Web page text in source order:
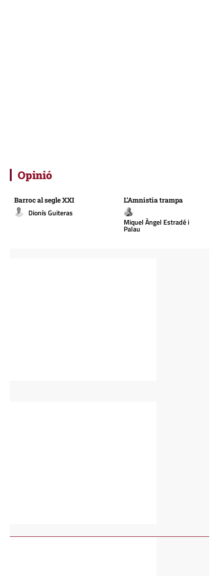
Opinió
Barroc al segle XXI
Dionís Guiteras
L’Amnistia trampa
Miquel Àngel Estradé i
Palau